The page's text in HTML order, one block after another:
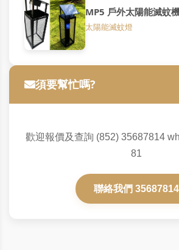
MP5 戶外太陽能滅蚊
太陽能滅蚊燈
須要幫忙嗎?
歡迎報價及查詢 (852) 35687814
81
聯絡我們 35687814